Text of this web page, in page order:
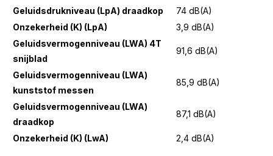
Geluidsdrukniveau (LpA) draadkop
74 dB(A)
Onzekerheid (K) (LpA)
3,9 dB(A)
Geluidsvermogenniveau (LWA) 4T
snijblad
91,6 dB(A)
Geluidsvermogenniveau (LWA)
kunststof messen
85,9 dB(A)
Geluidsvermogenniveau (LWA)
draadkop
87,1 dB(A)
Onzekerheid (K) (LwA) 2,4 dB(A)